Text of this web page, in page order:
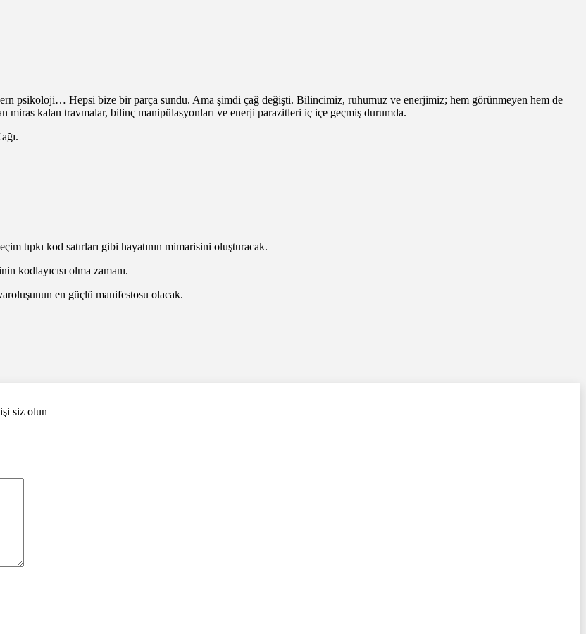
psikoloji… Hepsi bize bir parça sundu. Ama şimdi çağ değişti. Bilincimiz, ruhumuz ve enerjimiz; hem görünmeyen hem de
miras kalan travmalar, bilinç manipülasyonları ve enerji parazitleri iç içe geçmiş durumda.
tıpkı kod satırları gibi hayatının mimarisini oluşturacak.
kodlayıcısı olma zamanı.
en güçlü manifestosu olacak.
siz olun